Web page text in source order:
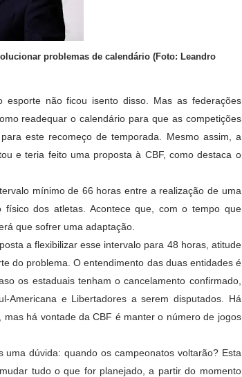
problemas de calendário (Foto: Leandro
não ficou isento disso. Mas as federações
readequar o calendário para que as competições
este recomeço de temporada. Mesmo assim, a
e teria feito uma proposta à CBF, como destaca o
mínimo de 66 horas entre a realização de uma
dos atletas. Acontece que, com o tempo que
que sofrer uma adaptação.
a flexibilizar esse intervalo para 48 horas, atitude
do problema. O entendimento das duas entidades é
os estaduais tenham o cancelamento confirmado,
Americana e Libertadores a serem disputados. Há
há vontade da CBF é manter o número de jogos
dúvida: quando os campeonatos voltarão? Esta
tudo o que for planejado, a partir do momento